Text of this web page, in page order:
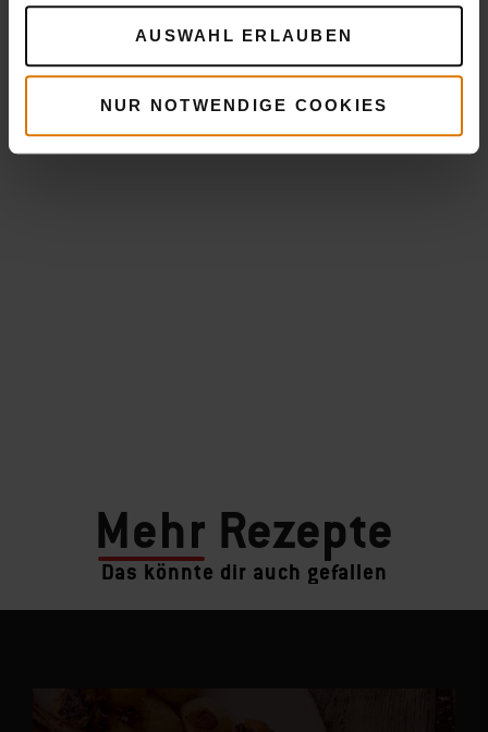
AUSWAHL ERLAUBEN
NUR NOTWENDIGE COOKIES
Mehr Rezepte
Das könnte dir auch gefallen